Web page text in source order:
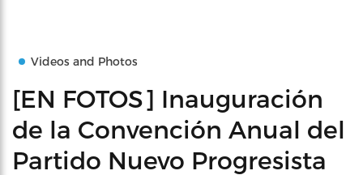
Videos and Photos
[EN FOTOS] Inauguración
de la Convención Anual del
Partido Nuevo Progresista